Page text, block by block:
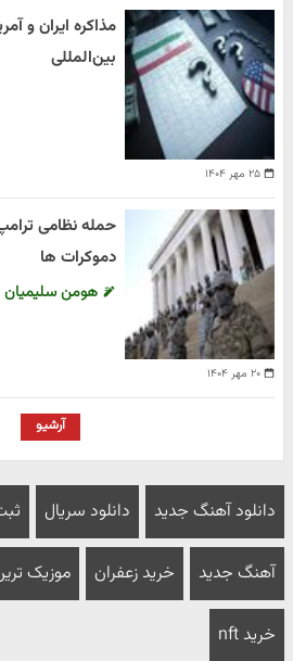
۲۵ مهر ۱۴۰۴
مذاکره ایران و
بین‌المللی
۲۰ مهر ۱۴۰۴
حمله نظامی
دموکرات ها
هومن سلیمیان
آرشیو
دانلود آهنگ جدید دانلود سریال
آهنگ جدید خرید زعفران موزیک
خرید nft